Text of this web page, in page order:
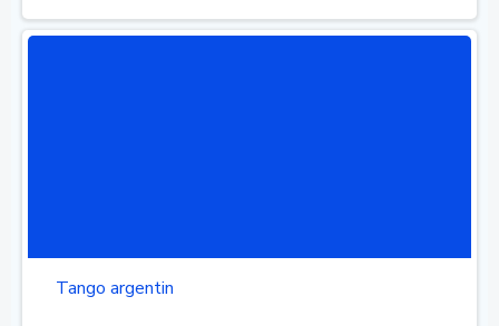
Tango argentin